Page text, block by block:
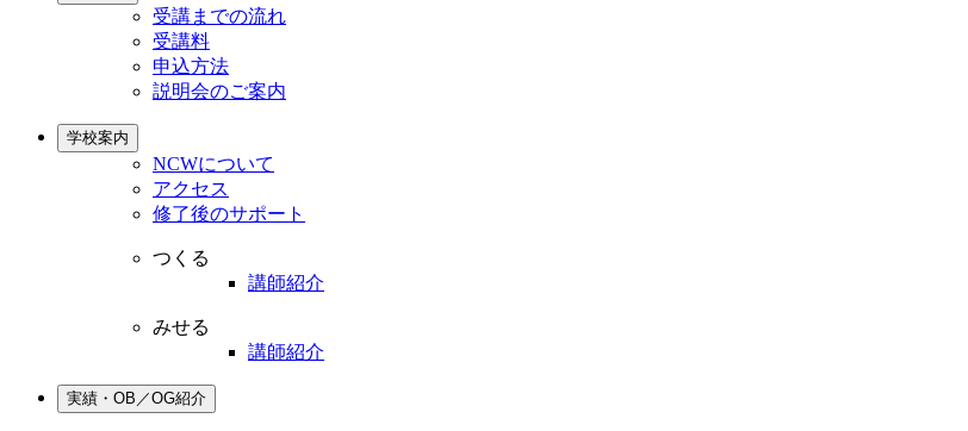
受講までの流れ
受講料
申込方法
説明会のご案内
学校案内
NCWについて
アクセス
修了後のサポート
つくる
講師紹介
みせる
講師紹介
実績・OB／OG紹介